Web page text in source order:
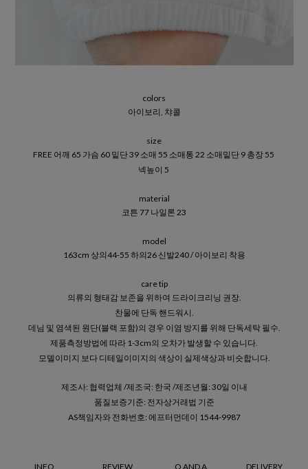
colors
아이보리, 챠콜
size
FREE 어깨 65 가슴 60 밑단 39 소매 55 소매통 22 소매밑단 9 총장 55
넥높이 5
material
코튼 77 나일론 23
model
163cm 상의44-55 하의26 신발240 / 아이보리 착용
care tip
의류의 형태감 보존을 위하여 드라이크리닝 권장.
찬물에 단독 핸드워시.
데님 및 염색된 원단(블랙 포함)의 경우 이염 방지를 위해 단독세탁 필수.
제품측정방법에 따라 1-3cm의 오차가 발생할 수 있습니다.
모델이미지 보다 디테일이미지의 색상이 실제색상과 비슷합니다.
제조사: 협력업체 /제조국: 한국 /제조년월: 30일 이내
품질보증기준: 전자상거래법 기준
AS책임자와 전화번호: 에프터먼데이 1544-9987
INFO REVIEW Q AND A DELIVERY